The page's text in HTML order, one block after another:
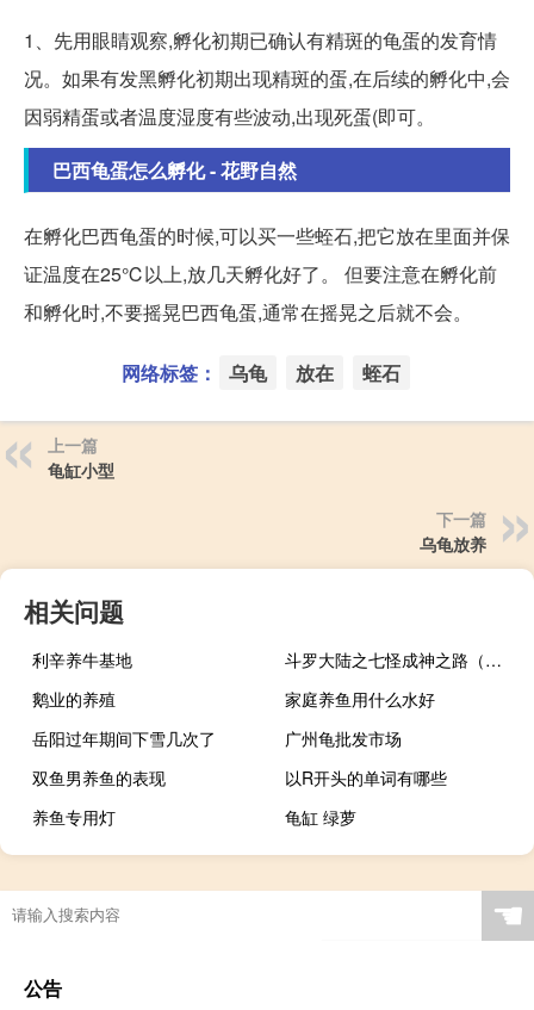
1、先用眼睛观察,孵化初期已确认有精斑的龟蛋的发育情
况。如果有发黑孵化初期出现精斑的蛋,在后续的孵化中,会
因弱精蛋或者温度湿度有些波动,出现死蛋(即可。
巴西龟蛋怎么孵化 - 花野自然
在孵化巴西龟蛋的时候,可以买一些蛭石,把它放在里面并保
证温度在25℃以上,放几天孵化好了。 但要注意在孵化前
和孵化时,不要摇晃巴西龟蛋,通常在摇晃之后就不会。
网络标签： 乌龟 放在 蛭石
上一篇
龟缸小型
下一篇
乌龟放养
相关问题
利辛养牛基地
斗罗大陆之七怪成神之路（七怪成神之路）
鹅业的养殖
家庭养鱼用什么水好
岳阳过年期间下雪几次了
广州龟批发市场
双鱼男养鱼的表现
以R开头的单词有哪些
养鱼专用灯
龟缸 绿萝
☚
公告